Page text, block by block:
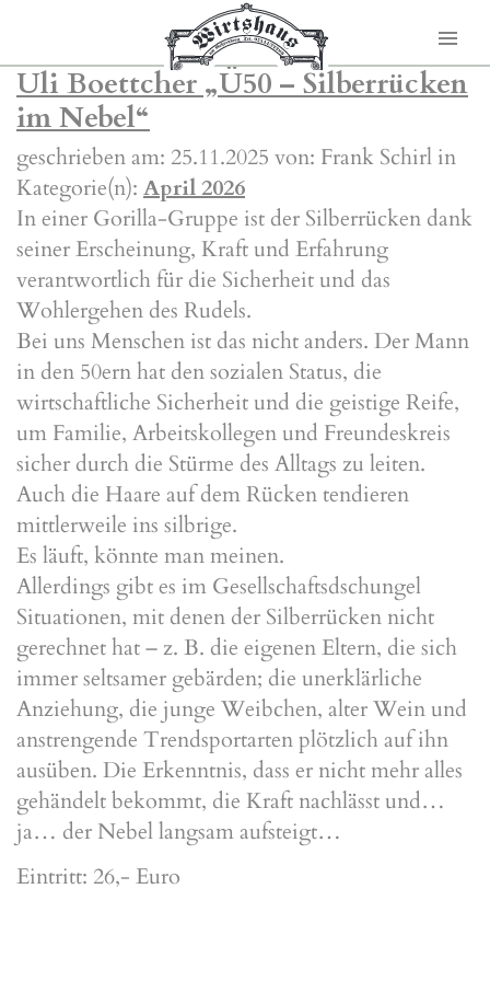
Uli Boettcher „Ü50 – Silberrücken
im Nebel“
geschrieben am: 25.11.2025 von: Frank Schirl in
Kategorie(n): April 2026
In einer Gorilla-Gruppe ist der Silberrücken dank
seiner Erscheinung, Kraft und Erfahrung
verantwortlich für die Sicherheit und das
Wohlergehen des Rudels.
Bei uns Menschen ist das nicht anders. Der Mann
in den 50ern hat den sozialen Status, die
wirtschaftliche Sicherheit und die geistige Reife,
um Familie, Arbeitskollegen und Freundeskreis
sicher durch die Stürme des Alltags zu leiten.
Auch die Haare auf dem Rücken tendieren
mittlerweile ins silbrige.
Es läuft, könnte man meinen.
Allerdings gibt es im Gesellschaftsdschungel
Situationen, mit denen der Silberrücken nicht
gerechnet hat – z. B. die eigenen Eltern, die sich
immer seltsamer gebärden; die unerklärliche
Anziehung, die junge Weibchen, alter Wein und
anstrengende Trendsportarten plötzlich auf ihn
ausüben. Die Erkenntnis, dass er nicht mehr alles
gehändelt bekommt, die Kraft nachlässt und…
ja… der Nebel langsam aufsteigt…
Eintritt: 26,- Euro